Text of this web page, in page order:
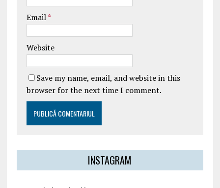
Email*
Website
Save my name, email, and website in this
browser for the next time I comment.
INSTAGRAM